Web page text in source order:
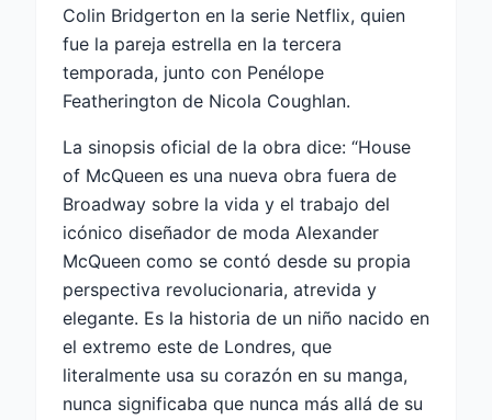
Colin Bridgerton en la serie Netflix, quien
fue la pareja estrella en la tercera
temporada, junto con Penélope
Featherington de Nicola Coughlan.
La sinopsis oficial de la obra dice: “House
of McQueen es una nueva obra fuera de
Broadway sobre la vida y el trabajo del
icónico diseñador de moda Alexander
McQueen como se contó desde su propia
perspectiva revolucionaria, atrevida y
elegante. Es la historia de un niño nacido en
el extremo este de Londres, que
literalmente usa su corazón en su manga,
nunca significaba que nunca más allá de su